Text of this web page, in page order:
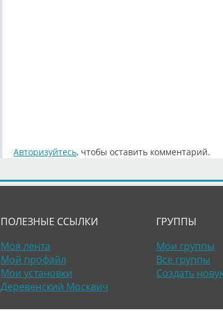
Авторизуйтесь, чтобы оставить комментарий.
ПОЛЕЗНЫЕ ССЫЛКИ
Моя лента
Мой профайл
Мои установки
Деревенский Москвич
ГРУППЫ
Мои группы
Все группы
Создать